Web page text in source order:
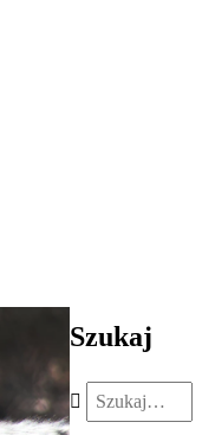
Szukaj